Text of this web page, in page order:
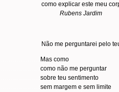
como explicar este meu
Rubens Jardim
Não me perguntarei pelo
Mas como
como não me perguntar
sobre teu sentimento
sem margem e sem limite